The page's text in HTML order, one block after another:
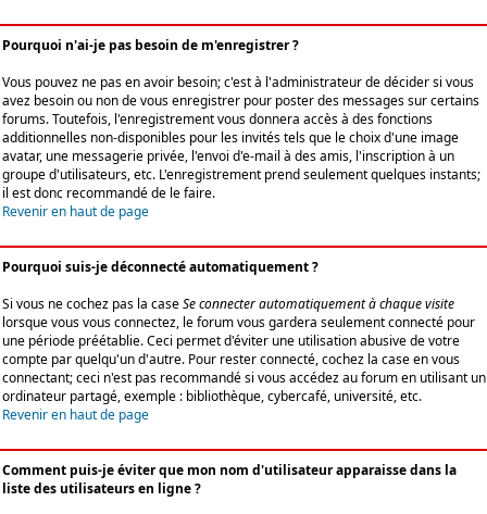
Pourquoi n'ai-je pas besoin de m'enregistrer ?
Vous pouvez ne pas en avoir besoin; c'est à l'administrateur de décider si vous
avez besoin ou non de vous enregistrer pour poster des messages sur certains
forums. Toutefois, l'enregistrement vous donnera accès à des fonctions
additionnelles non-disponibles pour les invités tels que le choix d'une image
avatar, une messagerie privée, l'envoi d'e-mail à des amis, l'inscription à un
groupe d'utilisateurs, etc. L'enregistrement prend seulement quelques instants;
il est donc recommandé de le faire.
Revenir en haut de page
Pourquoi suis-je déconnecté automatiquement ?
Si vous ne cochez pas la caseSe connecter automatiquement à chaque visite
lorsque vous vous connectez, le forum vous gardera seulement connecté pour
une période préétablie. Ceci permet d'éviter une utilisation abusive de votre
compte par quelqu'un d'autre. Pour rester connecté, cochez la case en vous
connectant; ceci n'est pas recommandé si vous accédez au forum en utilisant un
ordinateur partagé, exemple : bibliothèque, cybercafé, université, etc.
Revenir en haut de page
Comment puis-je éviter que mon nom d'utilisateur apparaisse dans la
liste des utilisateurs en ligne ?